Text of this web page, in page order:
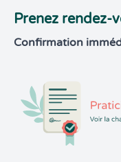
Prenez rendez-
Confirmation